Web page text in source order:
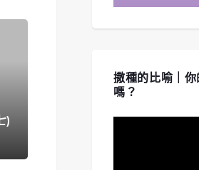
)
《清晨妥拉》第54週 (一)
撒種的比喻｜你
嗎？